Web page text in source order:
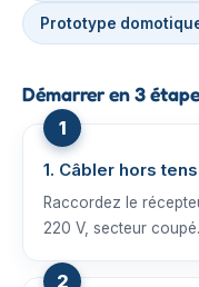
Prototype
Démarrer en 3
1. Câbler hors
Raccordez le
220 V, secteur coupé.